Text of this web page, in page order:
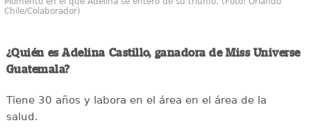
Chile/Colaborador)
¿Quién es Adelina Castillo, ganadora de Miss Universe
Guatemala?
Tiene 30 años y labora en el área en el área de la
salud.